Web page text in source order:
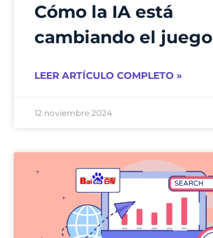
Cómo la IA está
cambiando el juego
LEER ARTÍCULO COMPLETO »
12 noviembre 2024